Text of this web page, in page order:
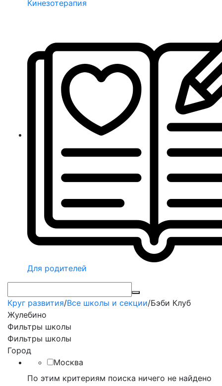
Кинезотерапия
Для родителей
Круг развития/Все школы и секции/Бэби Клуб
Жулебино
Фильтры школы
Фильтры школы
Город
Москва
По этим критериям поиска ничего не найдено